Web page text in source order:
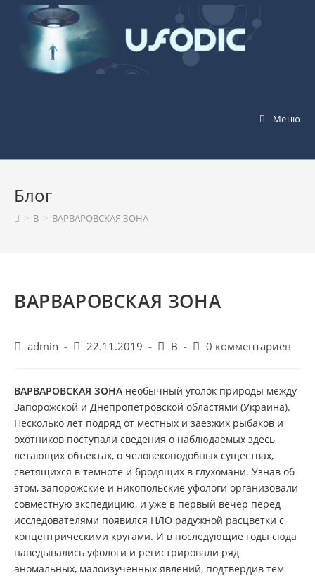
Перейти
содержимому
Меню
Блог
> В > ВАРВАРОВСКАЯ ЗОНА
ВАРВАРОВСКАЯ ЗОНА
Авторadmin
Запись
22.11.2019
Рубрика
В
Комментарии
0 комментариев
ВАРВАРОВСКАЯ ЗОНА необычный уголок природы между
Запорожской и Днепропетровской областями (Украина).
Несколько лет подряд от местных и заезжих рыбаков и
охотников поступали сведения о наблюдаемых здесь
летающих объектах, о человекоподобных существах,
светящихся в темноте и бродящих в глухомани. Узнав об
этом, запорожские и никопольские уфологи организовали
совместную экспедицию, и уже в первый вечер перед
исследователями появился НЛО радужной расцветки с
концентрическими кругами. И в последующие годы сюда
наведывались уфологи и регистрировали ряд
аномальных, малоизученных явлений, подтвердив тем